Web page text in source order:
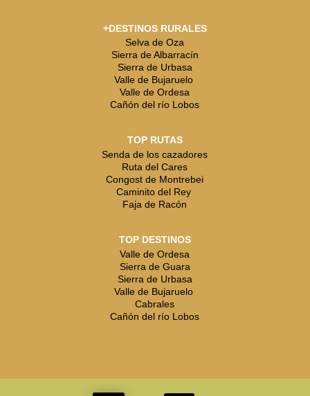
+DESTINOS RURALES
Selva de Oza
Sierra de Albarracín
Sierra de Urbasa
Valle de Bujaruelo
Valle de Ordesa
Cañón del río Lobos
TOP RUTAS
Senda de los cazadores
Ruta del Cares
Congost de Montrebei
Caminito del Rey
Faja de Racón
TOP DESTINOS
Valle de Ordesa
Sierra de Guara
Sierra de Urbasa
Valle de Bujaruelo
Cabrales
Cañón del río Lobos